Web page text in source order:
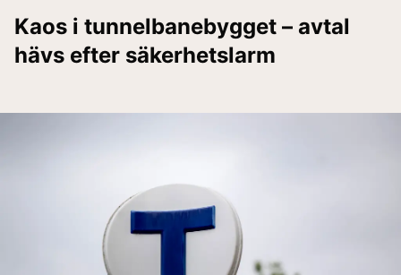
Kaos i tunnelbanebygget – avtal
hävs efter säkerhetslarm